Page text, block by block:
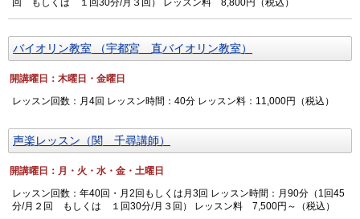
回 もしくは １回30分/月３回） レッスン料 8,800円（税込）
バイオリン教室 （宇都宮 直バイオリン教室）
開講曜日：木曜日・金曜日
レッスン回数：月4回 レッスン時間：40分 レッスン料：11,000円（税込）
声楽レッスン（関 千尋講師）
開講曜日：月・火・水・金・土曜日
レッスン回数：年40回・月2回もしくは月3回 レッスン時間：月90分（1回45
分/月２回 もしくは １回30分/月３回） レッスン料 7,500円～（税込）